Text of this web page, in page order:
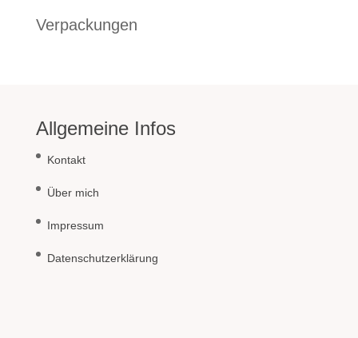
Verpackungen
Allgemeine Infos
Kontakt
Über mich
Impressum
Datenschutzerklärung